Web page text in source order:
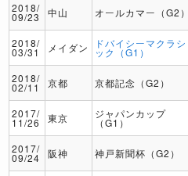
2018/
09/23 中山 オールカマー（G2）
2018/
03/31 メイダン ドバイシーマクラシ
ック（G1）
2018/
02/11 京都 京都記念（G2）
2017/
11/26 東京 ジャパンカップ
（G1）
2017/
09/24 阪神 神戸新聞杯（G2）